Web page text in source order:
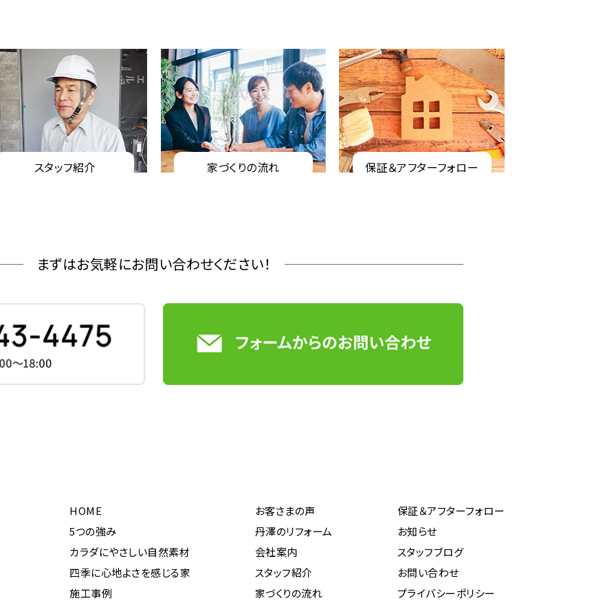
スタッフ紹介 家づくりの流れ 保証＆アフターフォロー
まずはお気軽にお問い合わせください！
HOME
5つの強み
カラダにやさしい自然素材
四季に心地よさを感じる家
施工事例
お客さまの声
丹澤のリフォーム
会社案内
スタッフ紹介
家づくりの流れ
保証＆アフターフォロー
お知らせ
スタッフブログ
お問い合わせ
プライバシーポリシー